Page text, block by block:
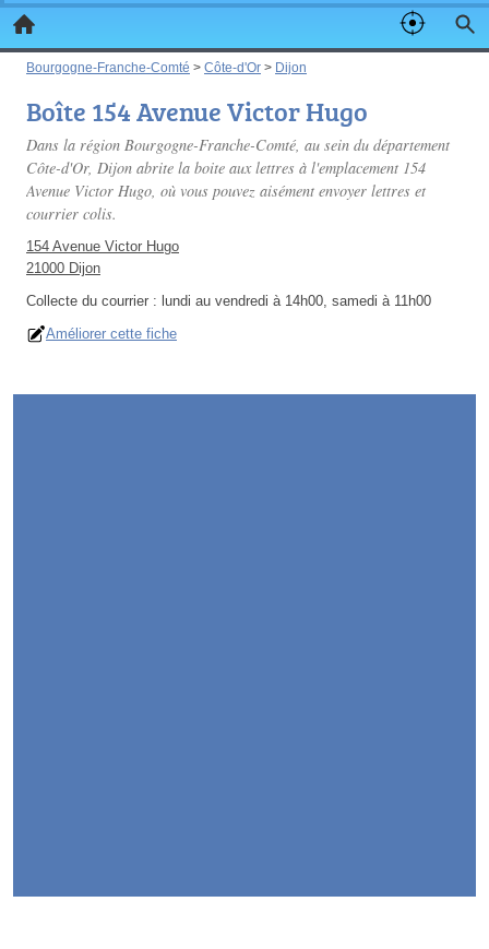
Bourgogne-Franche-Comté > Côte-d'Or > Dijon
Boîte 154 Avenue Victor Hugo
Dans la région Bourgogne-Franche-Comté, au sein du département
Côte-d'Or, Dijon abrite la boite aux lettres à l'emplacement 154
Avenue Victor Hugo, où vous pouvez aisément envoyer lettres et
courrier colis.
154 Avenue Victor Hugo
21000 Dijon
Collecte du courrier : lundi au vendredi à 14h00, samedi à 11h00
Améliorer cette fiche